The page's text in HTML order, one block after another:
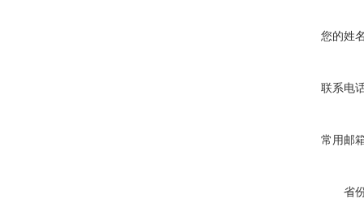
您的姓
联系电
常用邮
省